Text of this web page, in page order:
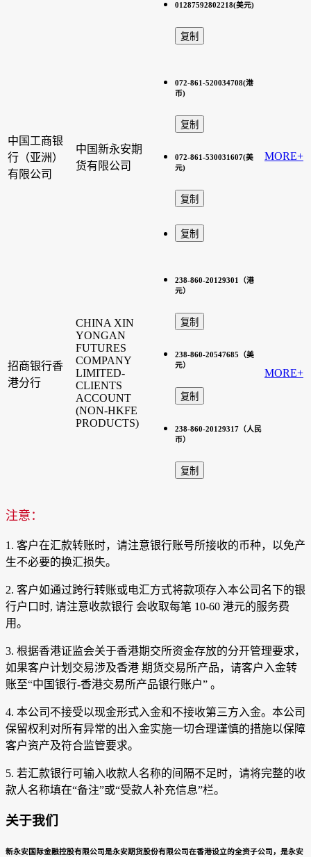
01287592802218(美元)
中国工商银
行（亚洲）
有限公司
中国新永安期
货有限公司
072-861-520034708(港
币)
072-861-530031607(美
元)
MORE+
招商银行香
港分行
CHINA XIN
YONGAN
FUTURES
COMPANY
LIMITED-
CLIENTS
ACCOUNT
(NON-HKFE
PRODUCTS)
238-860-20129301（港
元）
238-860-20547685（美
元）
238-860-20129317（人民
币）
MORE+
注意：
1. 客户在汇款转账时，请注意银行账号所接收的币种，以免产
生不必要的换汇损失。
2. 客户如通过跨行转账或电汇方式将款项存入本公司名下的银
行户口时, 请注意收款银行 会收取每笔 10-60 港元的服务费
用。
3. 根据香港证监会关于香港期交所资金存放的分开管理要求，
如果客户计划交易涉及香港 期货交易所产品，请客户入金转
账至“中国银行-香港交易所产品银行账户” 。
4. 本公司不接受以现金形式入金和不接收第三方入金。本公司
保留权利对所有异常的出入金实施一切合理谨慎的措施以保障
客户资产及符合监管要求。
5. 若汇款银行可输入收款人名称的间隔不足时，请将完整的收
款人名称填在“备注”或“受款人补充信息”栏。
关于我们
新永安国际金融控股有限公司是永安期货股份有限公司在香港设立的全资子公司，是永安